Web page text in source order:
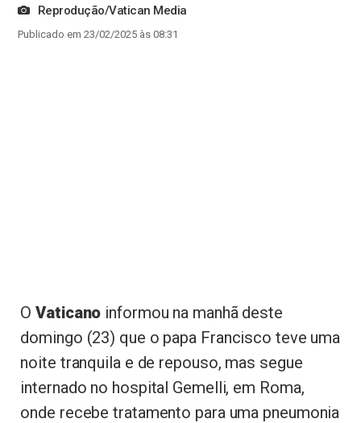
Reprodução/Vatican Media
Publicado em 23/02/2025 às 08:31
OVaticano informou na manhã deste
domingo (23) que o papa Francisco teve uma
noite tranquila e de repouso, mas segue
internado no hospital Gemelli, em Roma,
onde recebe tratamento para uma pneumonia